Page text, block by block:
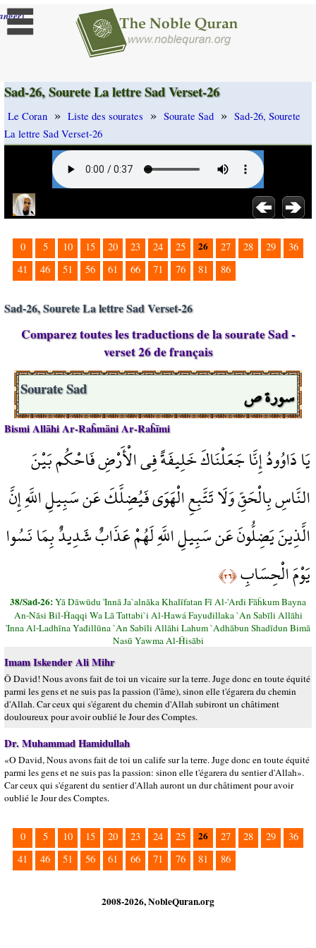
]
Sad-26, Sourete La lettre Sad Verset-26
Le Coran » Liste des sourates » Sourate Sad » Sad-26, Sourete
La lettre Sad Verset-26
0 5 10 15 20 23 24 25 26 27 28 29
36
41
46 51 56 61 66 71 76 81 86
Sad-26, Sourete La lettre Sad Verset-26
Comparez toutes les traductions de la sourate Sad -
verset 26 de français
سورة ص Sourate Sad
Bismi Allāhi Ar-Raĥmāni Ar-Raĥīmi
يَا دَاوُودُ إِنَّا جَعَلْنَاكَ خَلِيفَةً فِي الْأَرْضِ فَاحْكُم بَيْنَ
النَّاسِ بِالْحَقِّ وَلَا تَتَّبِعِ الْهَوَى فَيُضِلَّكَ عَن سَبِيلِ اللَّهِ إِنَّ
الَّذِينَ يَضِلُّونَ عَن سَبِيلِ اللَّهِ لَهُمْ عَذَابٌ شَدِيدٌ بِمَا نَسُوا
يَوْمَ الْحِسَابِ﴿٢٦﴾
38/Sad-26:Yā Dāwūdu 'Innā Ja`alnāka Khalīfatan Fī Al-'Arđi Fāĥkum Bayna
An-Nāsi Bil-Ĥaqqi Wa Lā Tattabi`i Al-Hawá Fayuđillaka `An Sabīli Allāhi
'Inna Al-Ladhīna Yađillūna `An Sabīli Allāhi Lahum `Adhābun Shadīdun Bimā
Nasū Yawma Al-Ĥisābi
Imam Iskender Ali Mihr
Ô David! Nous avons fait de toi un vicaire sur la terre. Juge donc en toute équité
parmi les gens et ne suis pas la passion (l'âme), sinon elle t'égarera du chemin
d'Allah. Car ceux qui s'égarent du chemin d'Allah subiront un châtiment
douloureux pour avoir oublié le Jour des Comptes.
Dr. Muhammad Hamidullah
«O David, Nous avons fait de toi un calife sur la terre. Juge donc en toute équité
parmi les gens et ne suis pas la passion: sinon elle t'égarera du sentier d'Allah».
Car ceux qui s'égarent du sentier d'Allah auront un dur châtiment pour avoir
oublié le Jour des Comptes.
0 5 10 15 20 23 24 25 26 27 28 29
36
41
46 51 56 61 66 71 76 81 86
2008-2026, NobleQuran.org